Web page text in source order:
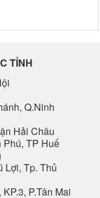
TỈNH
Q.Ninh
Hải Châu
TP Huế
Lợi, Tp. Thủ
P.Tân Mai